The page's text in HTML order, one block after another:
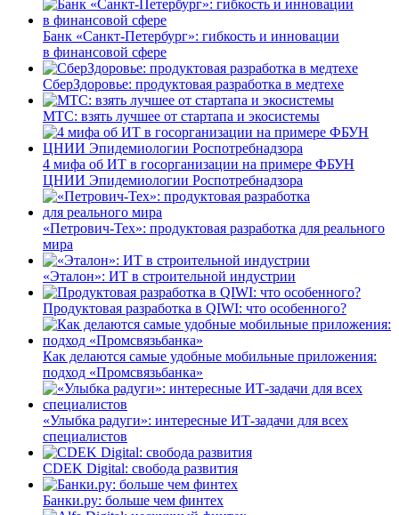
Банк «Санкт-Петербург»: гибкость и инновации
в финансовой сфере
СберЗдоровье: продуктовая разработка в медтехе
МТС: взять лучшее от стартапа и экосистемы
4 мифа об ИТ в госорганизации на примере ФБУН
ЦНИИ Эпидемиологии Роспотребнадзора
«Петрович-Тех»: продуктовая разработка для реального
мира
«Эталон»: ИТ в строительной индустрии
Продуктовая разработка в QIWI: что особенного?
Как делаются самые удобные мобильные приложения:
подход «Промсвязьбанка»
«Улыбка радуги»: интересные ИТ-задачи для всех
специалистов
CDEK Digital: свобода развития
Банки.ру: больше чем финтех